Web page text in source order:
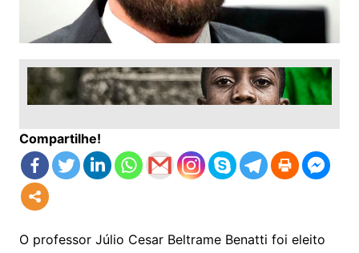
Compartilhe!
O professor Júlio Cesar Beltrame Benatti foi eleito